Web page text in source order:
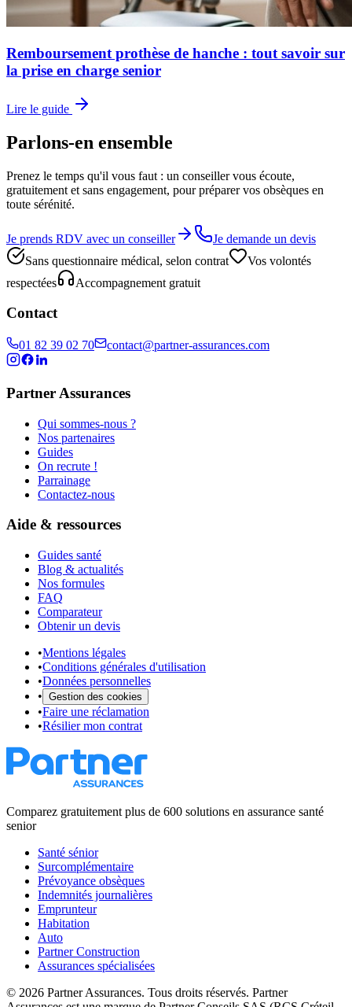
Remboursement prothèse de hanche : tout savoir sur
la prise en charge senior
Lire le guide
Parlons-en ensemble
Prenez le temps qu'il vous faut : un conseiller vous écoute,
gratuitement et sans engagement, pour préparer vos obsèques en
toute sérénité.
Je prends RDV avec un conseiller
Je demande un devis
Sans questionnaire médical, selon contrat
Vos volontés
respectées
Accompagnement gratuit
Contact
01 82 39 02 70 contact@partner-assurances.com
Partner Assurances
Qui sommes-nous ?
Nos partenaires
Guides
On recrute !
Parrainage
Contactez-nous
Aide & ressources
Guides santé
Blog & actualités
Nos formules
FAQ
Comparateur
Obtenir un devis
•Mentions légales
•Conditions générales d'utilisation
•Données personnelles
• Gestion des cookies
•Faire une réclamation
•Résilier mon contrat
Comparez gratuitement plus de 600 solutions en assurance santé
senior
Santé sénior
Surcomplémentaire
Prévoyance obsèques
Indemnités journalières
Emprunteur
Habitation
Auto
Partner Construction
Assurances spécialisées
© 2026 Partner Assurances. Tous droits réservés. Partner